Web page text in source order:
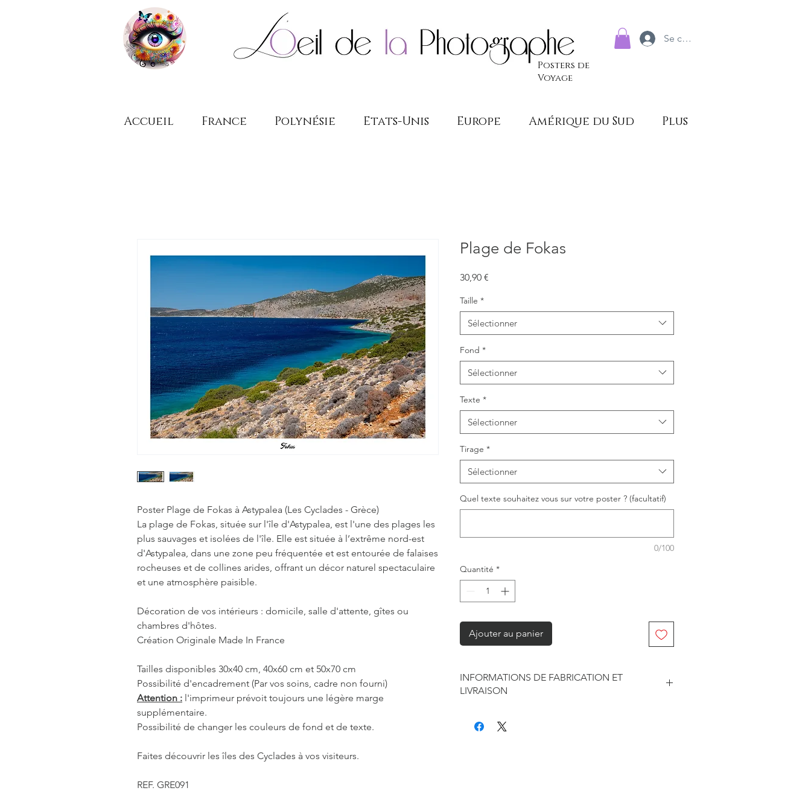
Posters de
Voyage
Se connecter
Accueil France Polynésie Etats-Unis Europe Amérique du Sud Plus
Poster Plage de Fokas à Astypalea (Les Cyclades - Grèce)
La plage de Fokas, située sur l'île d'Astypalea, est l'une des plages les
plus sauvages et isolées de l'île. Elle est située à l’extrême nord-est
d'Astypalea, dans une zone peu fréquentée et est entourée de falaises
rocheuses et de collines arides, offrant un décor naturel spectaculaire
et une atmosphère paisible.
Décoration de vos intérieurs : domicile, salle d'attente, gîtes ou
chambres d'hôtes.
Création Originale Made In France
Tailles disponibles 30x40 cm, 40x60 cm et 50x70 cm
Possibilité d'encadrement (Par vos soins, cadre non fourni)
Attention : l'imprimeur prévoit toujours une légère marge
supplémentaire.
Possibilité de changer les couleurs de fond et de texte.
Faites découvrir les îles des Cyclades à vos visiteurs.
REF. GRE091
Plage de Fokas
30,90 €
Taille *
Sélectionner
Fond *
Sélectionner
Texte *
Sélectionner
Tirage *
Sélectionner
Quel texte souhaitez vous sur votre poster ? (facultatif)
0/100
Quantité *
Ajouter au panier
INFORMATIONS DE FABRICATION ET
LIVRAISON
seule à sa réalisation. Je suis maître de mes délais